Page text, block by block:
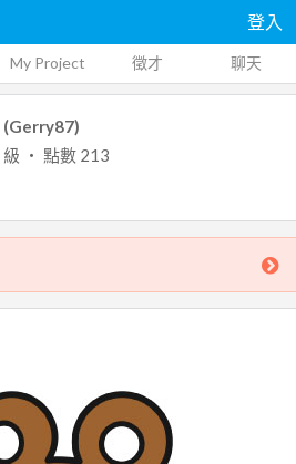
登入
My Project 徵才 聊天
(Gerry87)
級 ‧ 點數 213